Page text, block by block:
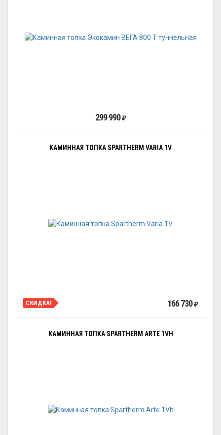
299 990₽
КАМИННАЯ ТОПКА SPARTHERM VARIA 1V
СКИДКА! 166 730₽
КАМИННАЯ ТОПКА SPARTHERM ARTE 1VH